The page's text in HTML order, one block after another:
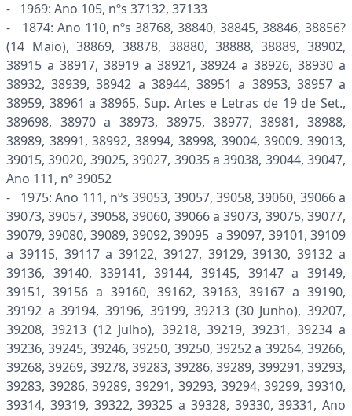
- 1969: Ano 105, nºs 37132, 37133
- 1874: Ano 110, nºs 38768, 38840, 38845, 38846, 38856?
(14 Maio), 38869, 38878, 38880, 38888, 38889, 38902,
38915 a 38917, 38919 a 38921, 38924 a 38926, 38930 a
38932, 38939, 38942 a 38944, 38951 a 38953, 38957 a
38959, 38961 a 38965, Sup. Artes e Letras de 19 de Set.,
389698, 38970 a 38973, 38975, 38977, 38981, 38988,
38989, 38991, 38992, 38994, 38998, 39004, 39009. 39013,
39015, 39020, 39025, 39027, 39035 a 39038, 39044, 39047,
Ano 111, nº 39052
- 1975: Ano 111, nºs 39053, 39057, 39058, 39060, 39066 a
39073, 39057, 39058, 39060, 39066 a 39073, 39075, 39077,
39079, 39080, 39089, 39092, 39095 a 39097, 39101, 39109
a 39115, 39117 a 39122, 39127, 39129, 39130, 39132 a
39136, 39140, 339141, 39144, 39145, 39147 a 39149,
39151, 39156 a 39160, 39162, 39163, 39167 a 39190,
39192 a 39194, 39196, 39199, 39213 (30 Junho), 39207,
39208, 39213 (12 Julho), 39218, 39219, 39231, 39234 a
39236, 39245, 39246, 39250, 39250, 39252 a 39264, 39266,
39268, 39269, 39278, 39283, 39286, 39289, 399291, 39293,
39283, 39286, 39289, 39291, 39293, 39294, 39299, 39310,
39314, 39319, 39322, 39325 a 39328, 39330, 39331, Ano